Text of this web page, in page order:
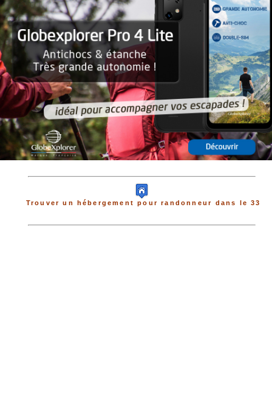
Trouver un hébergement pour randonneur dans le 33